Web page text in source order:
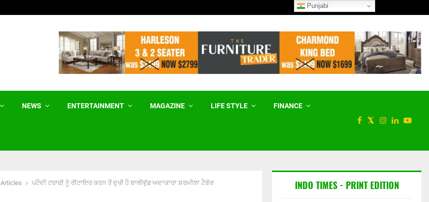
‘ਸਿਹਤਮੰਦ ਤੇ ਨਸ਼ਾ-ਮੁਕਤ ਪੰਜਾਬ’ :
NEWS ENTERTAINMENT MAGAZINE LIFE STYLE FINANCE
Articles ਪਟੌਦੀ ਟਰਾਫੀ ਨੂੰ ਰੀਟਾਇਰ ਕਰਨ ਤੋਂ ਦੁਖੀ ਹੈ ਬਾਲੀਵੁੱਡ ਅਦਾਕਾਰਾ ਸ਼ਰਮੀਲਾ ਟੈਗੋਰ INDO TIMES - PRINT EDITION
Punjabi